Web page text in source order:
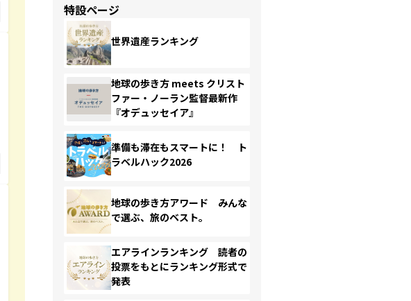
特設ページ
世界遺産ランキング
地球の歩き方 meets クリスト
ファー・ノーラン監督最新作
『オデュッセイア』
準備も滞在もスマートに！ ト
ラベルハック2026
地球の歩き方アワード みんな
で選ぶ、旅のベスト。
エアラインランキング 読者の
投票をもとにランキング形式で
発表